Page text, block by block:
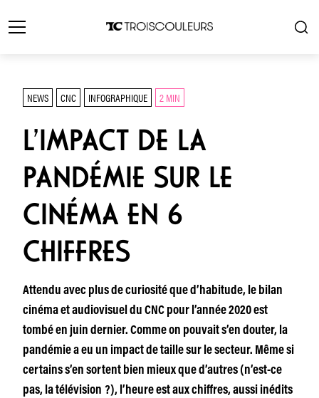
NEWS CNC INFOGRAPHIQUE 2 MIN
L’IMPACT DE LA
PANDÉMIE SUR LE
CINÉMA EN 6
CHIFFRES
Attendu avec plus de curiosité que d’habitude, le bilan
cinéma et audiovisuel du CNC pour l’année 2020 est
tombé en juin dernier. Comme on pouvait s’en douter, la
pandémie a eu un impact de taille sur le secteur. Même si
certains s’en sortent bien mieux que d’autres (n’est-ce
pas, la télévision ?), l’heure est aux chiffres, aussi inédits